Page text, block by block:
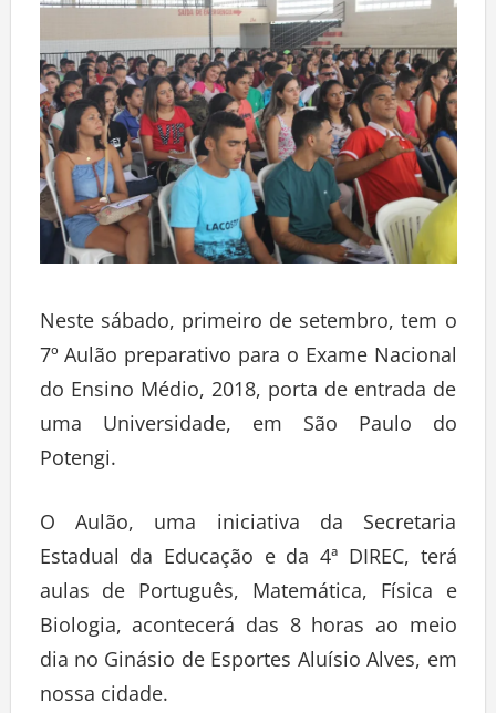
Neste sábado, primeiro de setembro, tem o
7º Aulão preparativo para o Exame Nacional
do Ensino Médio, 2018, porta de entrada de
uma Universidade, em São Paulo do
Potengi.
O Aulão, uma iniciativa da Secretaria
Estadual da Educação e da 4ª DIREC, terá
aulas de Português, Matemática, Física e
Biologia, acontecerá das 8 horas ao meio
dia no Ginásio de Esportes Aluísio Alves, em
nossa cidade.